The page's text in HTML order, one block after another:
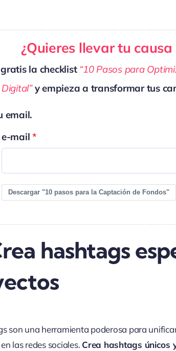
¿Quieres llevar tu
la checklist “10 Pasos para
y empieza a transformar tus
email.
e-mail
Descargar "10 pasos para la Captación de Fondos"
hashtags
son una herramienta poderosa para
las redes sociales. Crea hashtags únicos